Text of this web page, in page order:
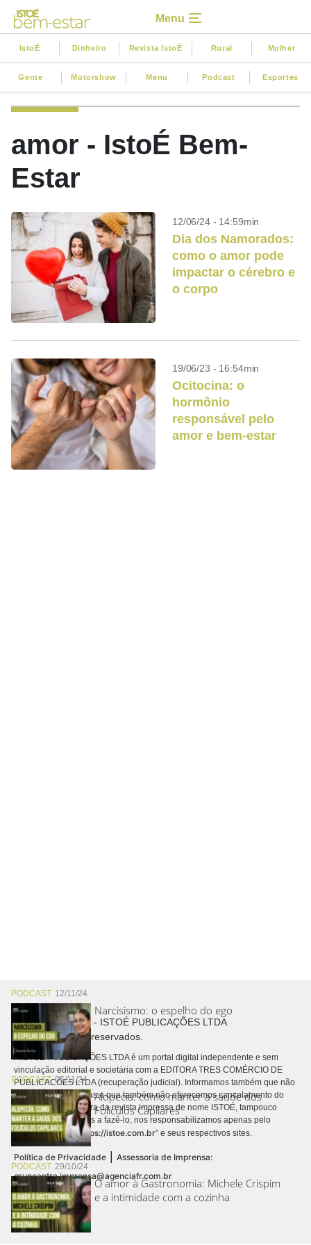
Menu
IstoÉ Dinheiro Revista IstoÉ Rural Mulher
Gente Motorshow Menu Podcast Esportes
amor - IstoÉ Bem-
Estar
12/06/24 - 14:59min
Dia dos Namorados:
como o amor pode
impactar o cérebro e
o corpo
19/06/23 - 16:54min
Ocitocina: o
hormônio
responsável pelo
amor e bem-estar
PODCAST 12/11/24
Narcisismo: o espelho do ego
PODCAST05/11/24
Alopecia: como manter a saúde dos
Folículos Capilares
PODCAST 29/10/24
O amor à Gastronomia: Michele Crispim
e a intimidade com a cozinha
Copyright © 2026 - ISTOÉ PUBLICAÇÕES LTDA
Todos os direitos reservados.
A ISTOÉ PUBLICAÇÕES LTDA é um portal digital independente e sem
vinculação editorial e societária com a EDITORA TRES COMÉRCIO DE
PUBLICACÕES LTDA (recuperação judicial). Informamos também que não
realizamos cobranças e que também não oferecemos cancelamento do
contrato de assinatura da revista impressa de nome ISTOÉ, tampouco
autorizamos terceiros a fazê-lo, nos responsabilizamos apenas pelo
conteúdo digital “https://istoe.com.br” e seus respectivos sites.
Política de Privacidade | Assessoria de Imprensa:
grupoentre.imprensa@agenciafr.com.br